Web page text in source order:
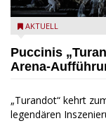
Turandot in der
AKTUELL
Puccinis
Arena-
„Turandot“ kehrt
legendären